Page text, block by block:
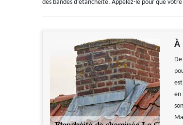
des bandes d’étanchéité. Appelez-le pour que
À
en